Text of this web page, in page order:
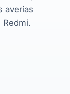
averías
Redmi.